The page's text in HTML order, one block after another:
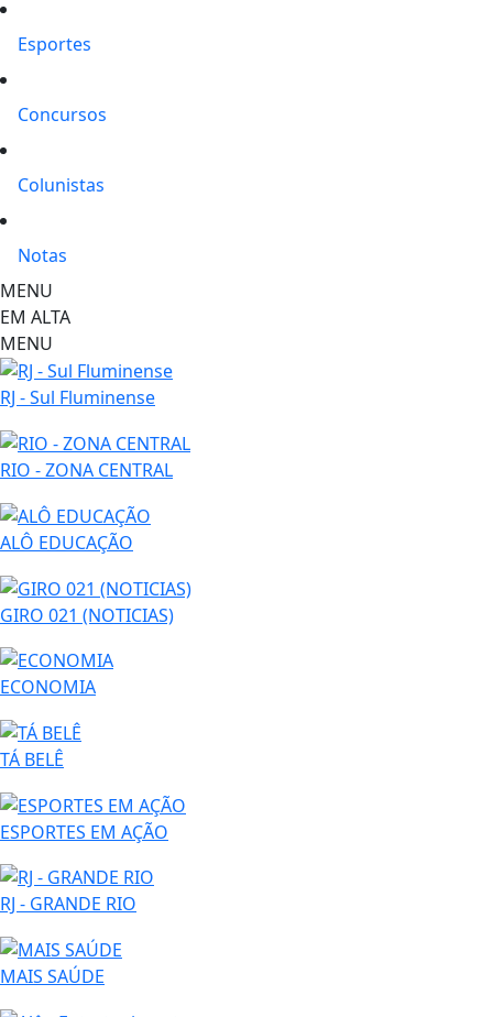
Esportes
Concursos
Colunistas
Notas
MENU
EM ALTA
MENU
RJ - Sul Fluminense
RIO - ZONA CENTRAL
ALÔ EDUCAÇÃO
GIRO 021 (NOTICIAS)
ECONOMIA
TÁ BELÊ
ESPORTES EM AÇÃO
RJ - GRANDE RIO
MAIS SAÚDE